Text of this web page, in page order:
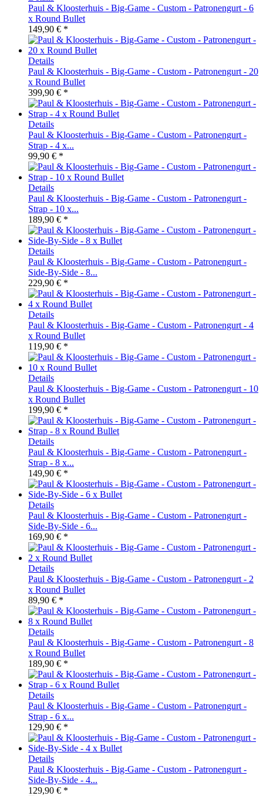
Paul & Kloosterhuis - Big-Game - Custom - Patronengurt - 6
x Round Bullet
149,90 € *
Details
Paul & Kloosterhuis - Big-Game - Custom - Patronengurt - 20
x Round Bullet
399,90 € *
Details
Paul & Kloosterhuis - Big-Game - Custom - Patronengurt -
Strap - 4 x...
99,90 € *
Details
Paul & Kloosterhuis - Big-Game - Custom - Patronengurt -
Strap - 10 x...
189,90 € *
Details
Paul & Kloosterhuis - Big-Game - Custom - Patronengurt -
Side-By-Side - 8...
229,90 € *
Details
Paul & Kloosterhuis - Big-Game - Custom - Patronengurt - 4
x Round Bullet
119,90 € *
Details
Paul & Kloosterhuis - Big-Game - Custom - Patronengurt - 10
x Round Bullet
199,90 € *
Details
Paul & Kloosterhuis - Big-Game - Custom - Patronengurt -
Strap - 8 x...
149,90 € *
Details
Paul & Kloosterhuis - Big-Game - Custom - Patronengurt -
Side-By-Side - 6...
169,90 € *
Details
Paul & Kloosterhuis - Big-Game - Custom - Patronengurt - 2
x Round Bullet
89,90 € *
Details
Paul & Kloosterhuis - Big-Game - Custom - Patronengurt - 8
x Round Bullet
189,90 € *
Details
Paul & Kloosterhuis - Big-Game - Custom - Patronengurt -
Strap - 6 x...
129,90 € *
Details
Paul & Kloosterhuis - Big-Game - Custom - Patronengurt -
Side-By-Side - 4...
129,90 € *